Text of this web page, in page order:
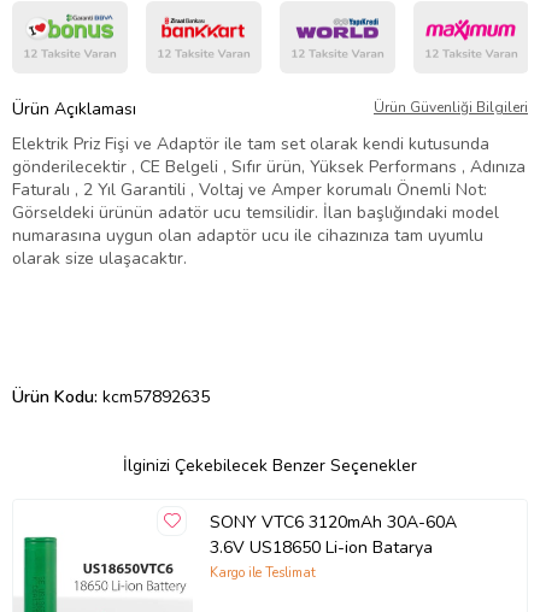
Ürün Açıklaması Ürün Güvenliği Bilgileri
Elektrik Priz Fişi ve Adaptör ile tam set olarak kendi kutusunda
gönderilecektir , CE Belgeli , Sıfır ürün, Yüksek Performans , Adınıza
Faturalı , 2 Yıl Garantili , Voltaj ve Amper korumalı Önemli Not:
Görseldeki ürünün adatör ucu temsilidir. İlan başlığındaki model
numarasına uygun olan adaptör ucu ile cihazınıza tam uyumlu
olarak size ulaşacaktır.
Ürün Kodu: kcm57892635
İlginizi Çekebilecek Benzer Seçenekler
SONY VTC6 3120mAh 30A-60A
3.6V US18650 Li-ion Batarya
Kargo ile Teslimat